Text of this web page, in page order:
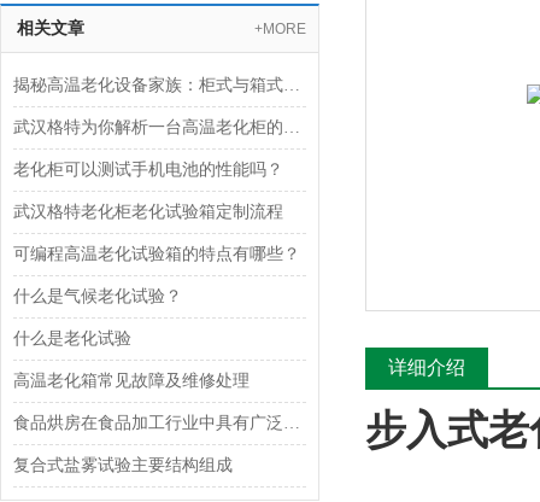
相关文章 +MORE
揭秘高温老化设备家族：柜式与箱式的核心区别差异
武汉格特为你解析一台高温老化柜的生产组装周期
老化柜可以测试手机电池的性能吗？
武汉格特老化柜老化试验箱定制流程
可编程高温老化试验箱的特点有哪些？
什么是气候老化试验？
什么是老化试验
高温老化箱常见故障及维修处理
食品烘房在食品加工行业中具有广泛的应用前景
复合式盐雾试验主要结构组成
详细介绍
步入式老